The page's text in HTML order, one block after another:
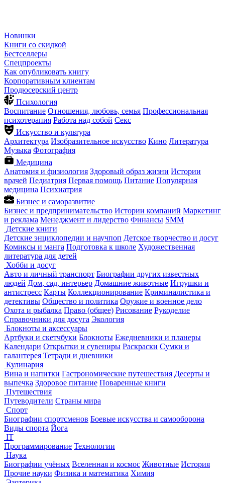
Новинки
Книги со скидкой
Бестселлеры
Спецпроекты
Как опубликовать книгу
Корпоративным клиентам
Продюсерский центр
Психология
Воспитание Отношения, любовь, семья Профессиональная
психотерапия Работа над собой Секс
Искусство и культура
Архитектура Изобразительное искусство Кино Литература
Музыка Фотография
Медицина
Анатомия и физиология Здоровый образ жизни Истории
врачей Педиатрия Первая помощь Питание Популярная
медицина Психиатрия
Бизнес и саморазвитие
Бизнес и предпринимательство Истории компаний Маркетинг
и реклама Менеджмент и лидерство Финансы SMM
Детские книги
Детские энциклопедии и научпоп Детское творчество и досуг
Комиксы и манга Подготовка к школе Художественная
литература для детей
Хобби и досуг
Авто и личный транспорт Биографии других известных
людей Дом, сад, интерьер Домашние животные Игрушки и
антистресс Карты Коллекционирование Криминалистика и
детективы Общество и политика Оружие и военное дело
Охота и рыбалка Право (общее) Рисование Рукоделие
Справочники для досуга Экология
Блокноты и аксессуары
Артбуки и скетчбуки Блокноты Ежедневники и планеры
Календари Открытки и сувениры Раскраски Сумки и
галантерея Тетради и дневники
Кулинария
Вина и напитки Гастрономические путешествия Десерты и
выпечка Здоровое питание Поваренные книги
Путешествия
Путеводители Страны мира
Спорт
Биографии спортсменов Боевые искусства и самооборона
Виды спорта Йога
IT
Программирование Технологии
Наука
Биографии учёных Вселенная и космос Животные История
Прочие науки Физика и математика Химия